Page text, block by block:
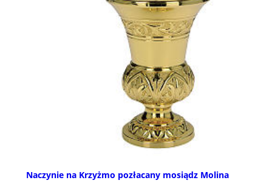
Naczynie na Krzyżmo pozłacany mosiądz Molina